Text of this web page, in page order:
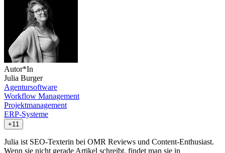
Autor*In
Julia Burger
Agentursoftware
Workflow Management
Projektmanagement
ERP-Systeme
+11
Julia ist SEO-Texterin bei OMR Reviews und Content-Enthusiast.
Wenn sie nicht gerade Artikel schreibt, findet man sie in